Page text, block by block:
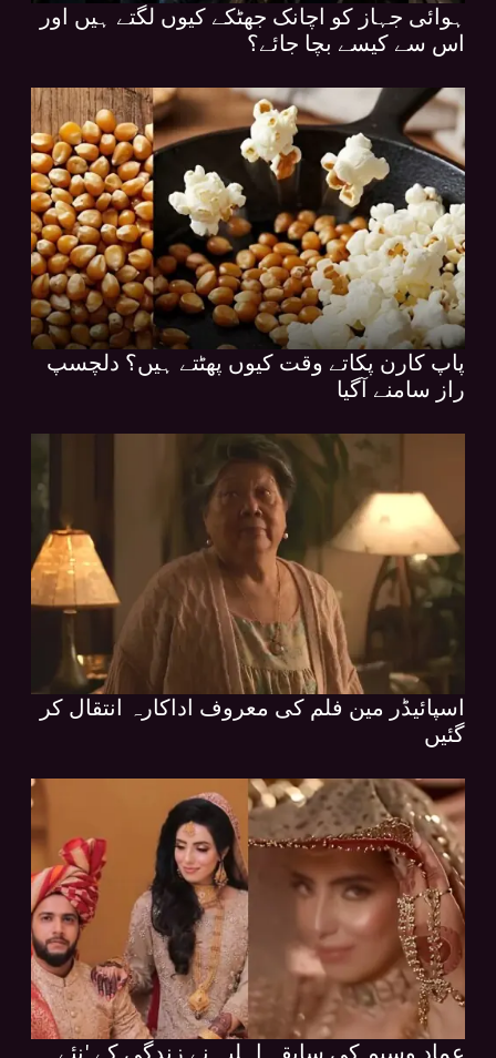
ہوائی جہاز کو اچانک جھٹکے کیوں لگتے ہیں اور
اس سے کیسے بچا جائے؟
پاپ کارن پکاتے وقت کیوں پھٹتے ہیں؟ دلچسپ
راز سامنے آگیا
اسپائیڈر مین فلم کی معروف اداکارہ انتقال کر
گئیں
عماد وسیم کی سابقہ اہلیہ نے زندگی کے 'نئے